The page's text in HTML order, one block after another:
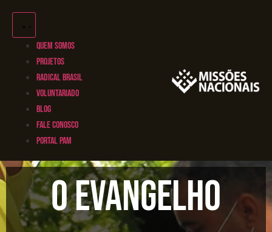
QUEM SOMOS
PROJETOS
RADICAL BRASIL
VOLUNTARIADO
BLOG
FALE CONOSCO
PORTAL PAM
O Evangelho